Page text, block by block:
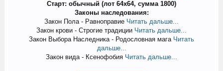
Старт: обычный (лот 64х64, сумма 1800)
Законы наследования:
Закон Пола - Равноправие Читать дальше...
Закон крови - Строгие традиции Читать дальше...
Закон Выбора Наследника - Родословная мага Читать
дальше...
Закон вида - Ксенофобия Читать дальше...